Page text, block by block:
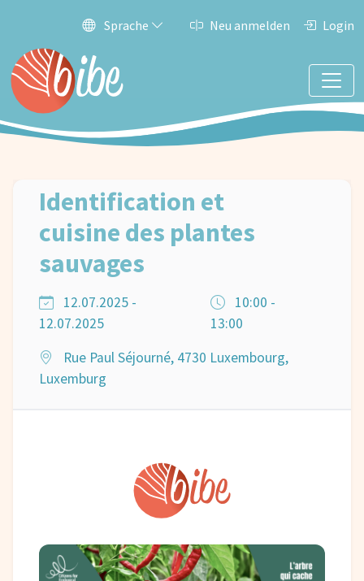
Sprache Neu anmelden Login
Identification et
cuisine des plantes
sauvages
12.07.2025 -
12.07.2025
10:00 -
13:00
Rue Paul Séjourné, 4730 Luxembourg,
Luxemburg